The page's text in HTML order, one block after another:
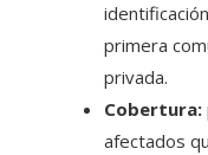
primera
privada.
Cobertura:
afectados